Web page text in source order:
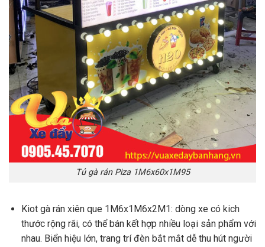
Tủ gà rán Piza 1M6x60x1M95
Kiot gà rán xiên que 1M6x1M6x2M1: dòng xe có kich
thước rộng rãi, có thể bán kết hợp nhiều loại sản phẩm với
nhau. Biển hiệu lớn, trang trí đèn bắt mắt dễ thu hút người